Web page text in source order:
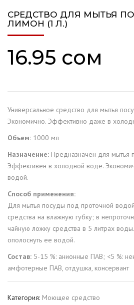
СРЕДСТВО ДЛЯ МЫТЬЯ
ЛИМОН (1 Л.)
16.95 сом
Универсальное средство для мытья
Экономично. Эффективно даже в
Объем: 1000 мл
Назначение: Предназначен для мытья
Эффективен в холодной воде.
водой.
Способ применения:
Для мытья посуды под проточной
средства на влажную губку; в
чайную ложку средства в 5 литрах
ополоснуть ее водой.
Состав: 5-15 %: анионные ПАВ; <5 %:
амфотерные ПАВ, отдушка, консервант
Категория: Моющее средство